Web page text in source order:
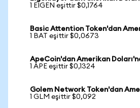
1 EIGEN eşittir $0,1764
Basic Attention Token'dan
1 BAT eşittir $0,0673
ApeCoin'dan Amerikan
1 APE eşittir $0,1324
Golem Network Token'dan
1 GLM eşittir $0,092